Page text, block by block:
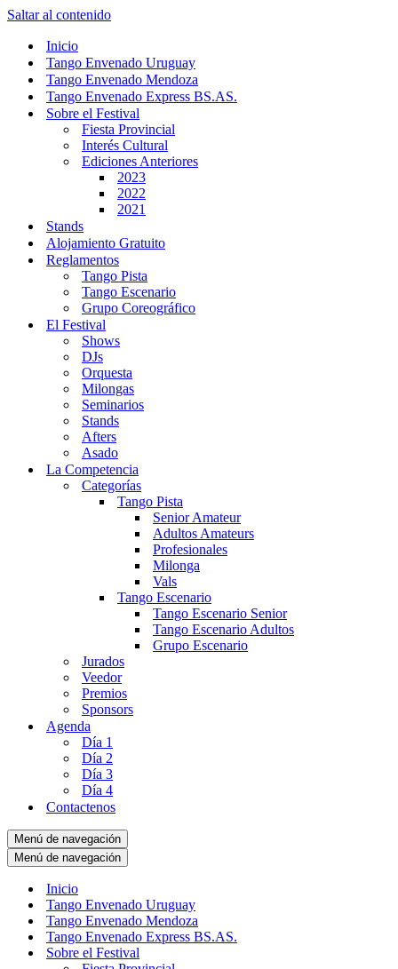
Saltar al contenido
Inicio
Tango Envenado Uruguay
Tango Envenado Mendoza
Tango Envenado Express BS.AS.
Sobre el Festival
Fiesta Provincial
Interés Cultural
Ediciones Anteriores
2023
2022
2021
Stands
Alojamiento Gratuito
Reglamentos
Tango Pista
Tango Escenario
Grupo Coreográfico
El Festival
Shows
DJs
Orquesta
Milongas
Seminarios
Stands
Afters
Asado
La Competencia
Categorías
Tango Pista
Senior Amateur
Adultos Amateurs
Profesionales
Milonga
Vals
Tango Escenario
Tango Escenario Senior
Tango Escenario Adultos
Grupo Escenario
Jurados
Veedor
Premios
Sponsors
Agenda
Día 1
Día 2
Día 3
Día 4
Contactenos
Menú de navegación
Menú de navegación
Inicio
Tango Envenado Uruguay
Tango Envenado Mendoza
Tango Envenado Express BS.AS.
Sobre el Festival